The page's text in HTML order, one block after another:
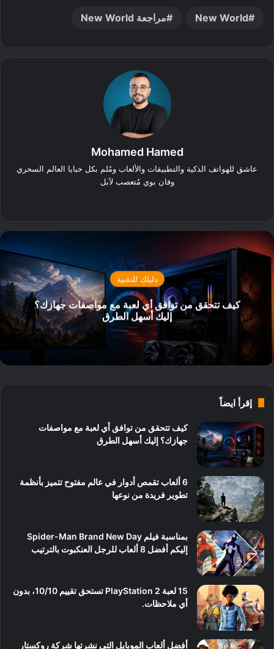
New World مراجعة New World
Mohamed Hamed
عاشق للهواتف الذكية والتطبيقات والألعاب ومُلم بكل خبايا العالم السحري
وفان بوي مُتعصب لآبل
دليلك للتقنية
كيف تتحقق من توافق أي لعبة مع مواصفات جهازك؟
إليك أسهل الطرق
إقرأ ايضاً
كيف تتحقق من توافق أي لعبة مع مواصفات
جهازك؟ إليك أسهل الطرق
6 ألعاب تقمص أدوار في عالم مفتوح تتميز بأنظمة
تطوير فريدة من نوعها
بمناسبة فيلم Spider-Man Brand New Day
إليكم أفضل 8 ألعاب للرجل العنكبوت بالترتيب
15 لعبة PlayStation 2 تستحق تقييم 10/10، بدون
أي ملاحظات.
أفضل ألعاب الموبايل التي نشرتها شركة روكستار